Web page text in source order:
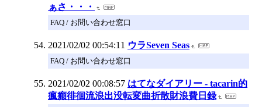
ぁさ・・・
FAQ / お問い合わせ窓口
2021/02/02 00:54:11 ウラSeven Seas
FAQ / お問い合わせ窓口
2021/02/02 00:08:57 はてなダイアリー - tacarin的
瘋癲徘徊流浪出没転変曲折散財浪費日録